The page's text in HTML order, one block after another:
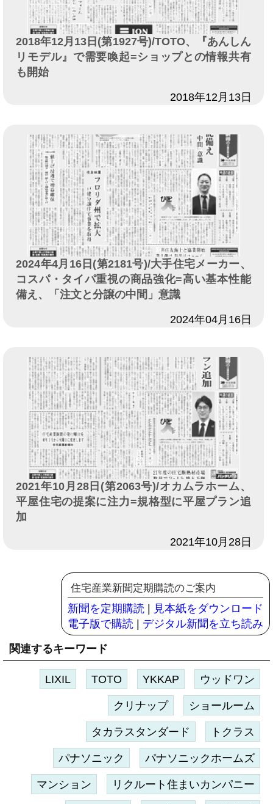
2018年12月13日(第1927号)/TOTO、『あんしん
リモデル』で需要喚起=ショップとの情報共有
も開始
2018年12月13日
2024年4月16日(第2181号)/大手住宅メーカー、
コスパ・タイパ重視の商品強化=高い基本性能
備え、「注文と分譲の中間」意識
2024年04月16日
2021年10月28日(第2063号)/オカムラホーム、
平屋住宅の提案に注力=規格型に平屋プラン追
加
2021年10月28日
住宅産業新聞定期購読のご案内
新聞を定期購読
見本紙をダウンロード
電子版で購読
デジタル新聞を立ち読み
関連するキーワード
LIXIL TOTO YKKAP ウッドワン
クリナップ ショールーム
タカラスタンダード トクラス
パナソニック パナソニックホームズ
マンション リクルート住まいカンパニー